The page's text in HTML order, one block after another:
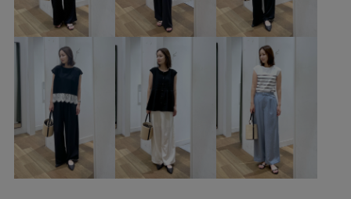
クッション性 クロップド丈 コットン100%
コントラスト サンダル シャープ
シンプル シンプルなトップス ジャケット
スクエアネック スタイルアップ スッキリ
ストレッチ糸 セットアップ タイト チノパン
トレンド感 ドライ ナイロン ナチュラル パール